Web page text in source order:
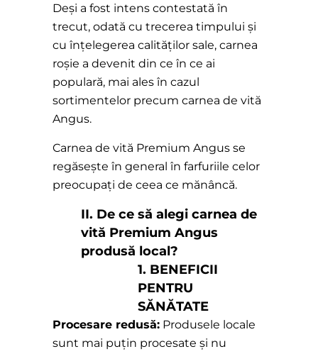
Deși a fost intens contestată în
trecut, odată cu trecerea timpului și
cu înțelegerea calităților sale, carnea
roșie a devenit din ce în ce ai
populară, mai ales în cazul
sortimentelor precum carnea de vită
Angus.
Carnea de vită Premium Angus se
regăsește în general în farfuriile celor
preocupați de ceea ce mănâncă.
II. De ce să alegi carnea de
vită Premium Angus
produsă local?
1. BENEFICII
PENTRU
SĂNĂTATE
Procesare redusă: Produsele locale
sunt mai puțin procesate și nu